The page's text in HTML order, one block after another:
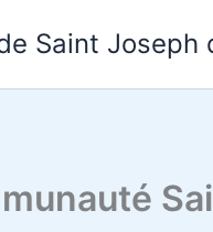
Saint Joseph